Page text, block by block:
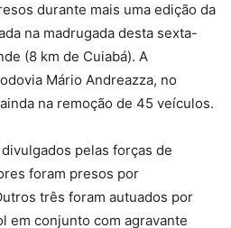
durante mais uma edição da
na madrugada desta sexta-
(8 km de Cuiabá). A
Mário Andreazza, no
na remoção de 45 veículos.
pelas forças de
foram presos por
três foram autuados por
em conjunto com agravante